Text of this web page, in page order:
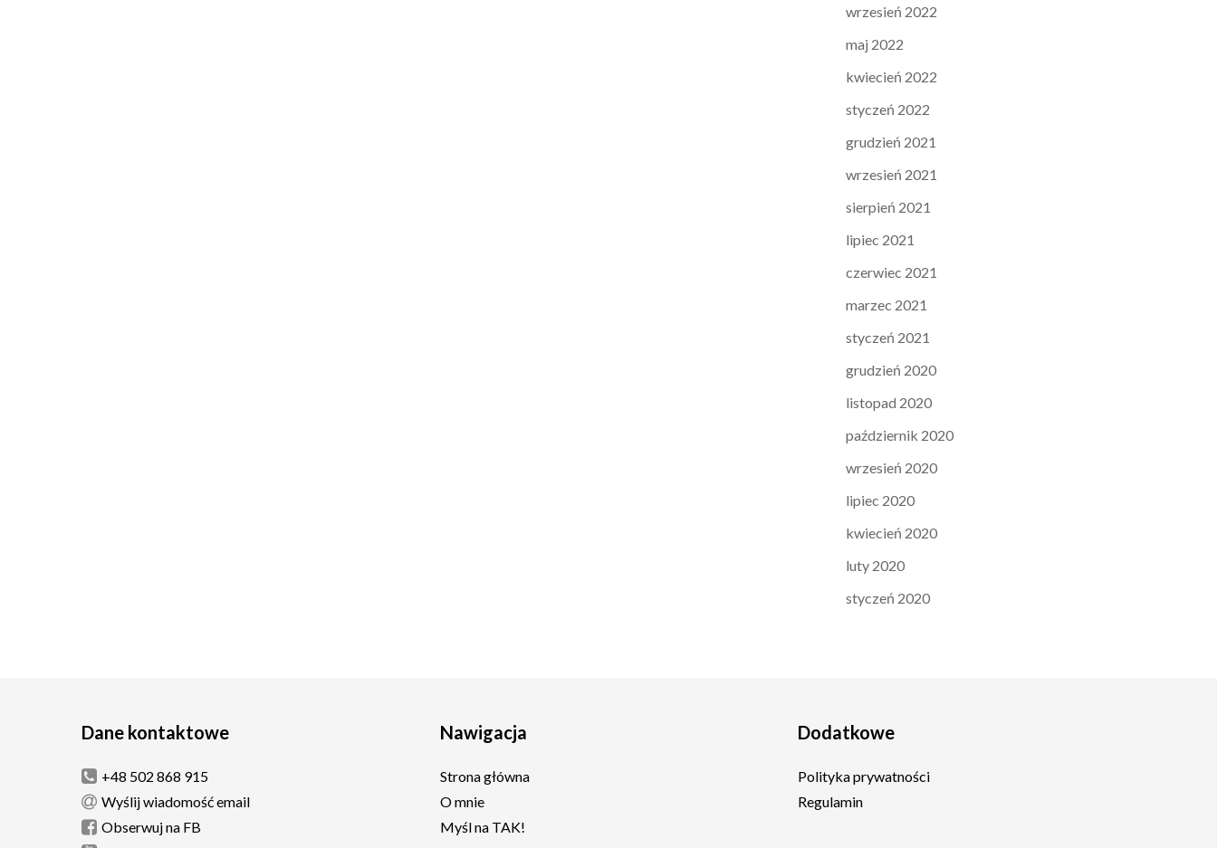
wrzesień 2022
maj 2022
kwiecień 2022
styczeń 2022
grudzień 2021
wrzesień 2021
sierpień 2021
lipiec 2021
czerwiec 2021
marzec 2021
styczeń 2021
grudzień 2020
listopad 2020
październik 2020
wrzesień 2020
lipiec 2020
kwiecień 2020
luty 2020
styczeń 2020
Dane kontaktowe
+48 502 868 915
Wyślij wiadomość email
Obserwuj na FB
Nawigacja
Strona główna
O mnie
Myśl na TAK!
Dodatkowe
Polityka prywatności
Regulamin